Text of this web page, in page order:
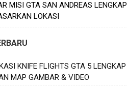
MISI GTA SAN ANDREAS LENGKAP
LOKASI
KNIFE FLIGHTS GTA 5 LENGKAP
MAP GAMBAR & VIDEO